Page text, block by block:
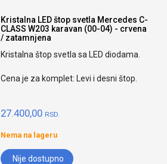
Kristalna LED štop svetla Mercedes C-
CLASS W203 karavan (00-04) - crvena
/ zatamnjena
Kristalna štop svetla sa LED diodama.
Cena je za komplet: Levi i desni štop.
27.400,00 RSD.
Nema na lageru
Nije dostupno